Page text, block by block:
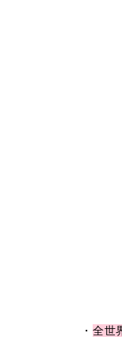
・ 全世